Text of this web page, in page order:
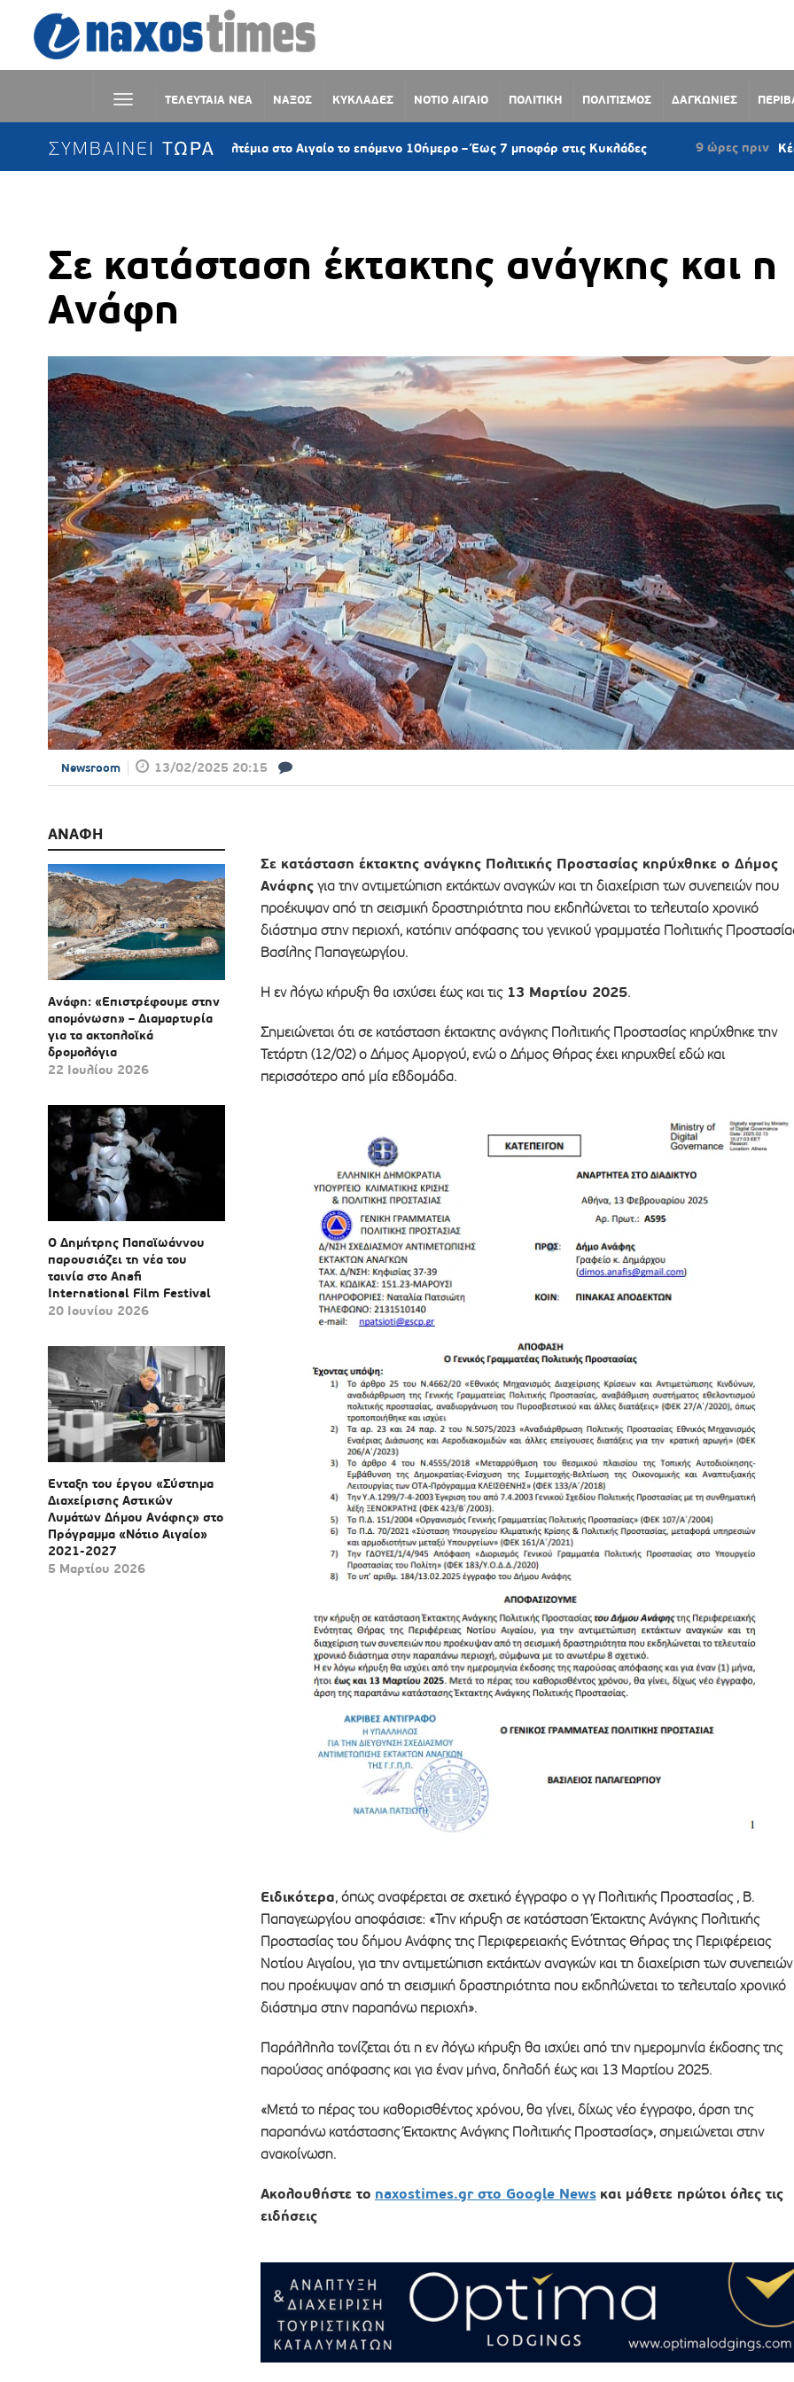
ΤΕΛΕΥΤΑΙΑ ΝΕΑ ΝΑΞΟΣ ΚΥΚΛΑΔΕΣ ΝΟΤΙΟ ΑΙΓΑΙΟ ΠΟΛΙΤΙΚΗ ΠΟΛΙΤΙΣΜΟΣ ΔΑΓΚΩΝΙΕΣ
ΣΥΜΒΑΙΝΕΙ ΤΩΡΑ
Επίμονα τα μελτέμια στο Αιγαίο το επόμενο 10ήμερο – Έως 7 μποφόρ στις Κυκλάδες 9 ώρες πριν Κέα:
Σε κατάσταση έκτακτης ανάγκης και η
Ανάφη
Newsroom 13/02/2025 20:15
ΑΝΑΦΗ
Ανάφη: «Επιστρέφουμε στην
απομόνωση» – Διαμαρτυρία
για τα ακτοπλοϊκά
δρομολόγια
22 Ιουλίου 2026
Ο Δημήτρης Παπαϊωάννου
παρουσιάζει τη νέα του
ταινία στο Anafi
International Film Festival
20 Ιουνίου 2026
Ένταξη του έργου «Σύστημα
Διαχείρισης Αστικών
Λυμάτων Δήμου Ανάφης» στο
Πρόγραμμα «Νότιο Αιγαίο»
2021-2027
5 Μαρτίου 2026
Σε κατάσταση έκτακτης ανάγκης Πολιτικής Προστασίας κηρύχθηκε ο Δήμος
Ανάφηςγια την αντιμετώπιση εκτάκτων αναγκών και τη διαχείριση των συνεπειών που
προέκυψαν από τη σεισμική δραστηριότητα που εκδηλώνεται το τελευταίο χρονικό
διάστημα στην περιοχή, κατόπιν απόφασης του γενικού γραμματέα Πολιτικής
Βασίλης Παπαγεωργίου.
Η εν λόγω κήρυξη θα ισχύσει έως και τις13 Μαρτίου 2025.
Σημειώνεται ότι σε κατάσταση έκτακτης ανάγκης Πολιτικής Προστασίας κηρύχθηκε την
Τετάρτη (12/02) ο Δήμος Αμοργού, ενώ ο Δήμος Θήρας έχει κηρυχθεί εδώ και
περισσότερο από μία εβδομάδα.
Ειδικότερα, όπως αναφέρεται σε σχετικό έγγραφο ο γγ Πολιτικής Προστασίας , Β.
Παπαγεωργίου αποφάσισε: «Την κήρυξη σε κατάσταση Έκτακτης Ανάγκης Πολιτικής
Προστασίας του δήμου Ανάφης της Περιφερειακής Ενότητας Θήρας της Περιφέρειας
Νοτίου Αιγαίου, για την αντιμετώπιση εκτάκτων αναγκών και τη διαχείριση των συνεπειών
που προέκυψαν από τη σεισμική δραστηριότητα που εκδηλώνεται το τελευταίο χρονικό
διάστημα στην παραπάνω περιοχή».
Παράλληλα τονίζεται ότι η εν λόγω κήρυξη θα ισχύει από την ημερομηνία έκδοσης της
παρούσας απόφασης και για έναν μήνα, δηλαδή έως και 13 Μαρτίου 2025.
«Μετά το πέρας του καθορισθέντος χρόνου, θα γίνει, δίχως νέο έγγραφο, άρση της
παραπάνω κατάστασης Έκτακτης Ανάγκης Πολιτικής Προστασίας», σημειώνεται στην
ανακοίνωση.
Ακολουθήστε το naxostimes.gr στο Google News και μάθετε πρώτοι όλες τις
ειδήσεις